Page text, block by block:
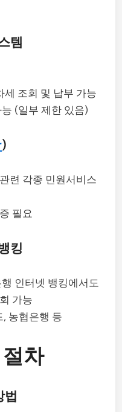
템
조회 및 납부 가능
(일부 제한 있음)
)
련 각종 민원서비스
필요
킹
인터넷 뱅킹에서도
가능
, 농협은행 등
차
법